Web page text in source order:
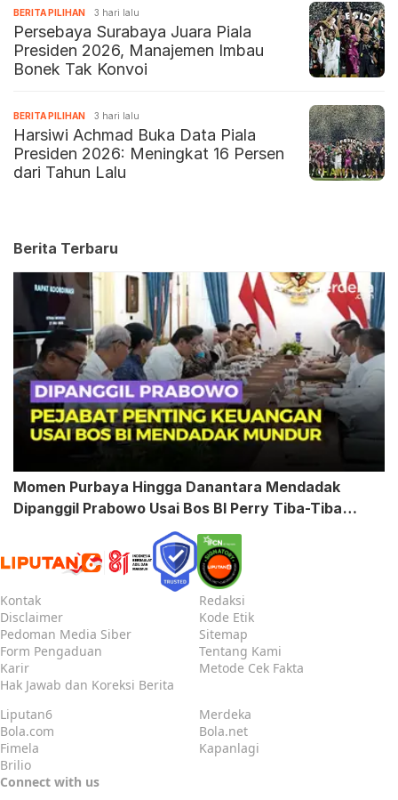
BERITA PILIHAN 3 hari lalu
Persebaya Surabaya Juara Piala
Presiden 2026, Manajemen Imbau
Bonek Tak Konvoi
BERITA PILIHAN 3 hari lalu
Harsiwi Achmad Buka Data Piala
Presiden 2026: Meningkat 16 Persen
dari Tahun Lalu
Berita Terbaru
Momen Purbaya Hingga Danantara Mendadak
Dipanggil Prabowo Usai Bos BI Perry Tiba-Tiba
Kontak
Redaksi
Disclaimer
Kode Etik
Pedoman Media Siber
Sitemap
Form Pengaduan
Tentang Kami
Karir
Metode Cek Fakta
Hak Jawab dan Koreksi Berita
Liputan6
Merdeka
Bola.com
Bola.net
Fimela
Kapanlagi
Brilio
Connect with us